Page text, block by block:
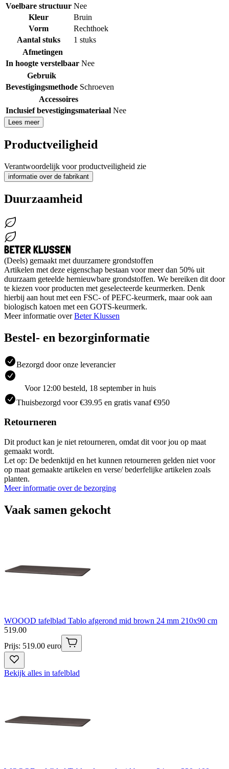
Voelbare structuur Nee
Kleur
Bruin
Vorm
Rechthoek
Aantal stuks
1 stuks
Afmetingen
In hoogte verstelbaar Nee
Gebruik
Bevestigingsmethode Schroeven
Accessoires
Inclusief bevestigingsmateriaal Nee
Lees meer
Productveiligheid
Verantwoordelijk voor productveiligheid zie
informatie over de fabrikant
Duurzaamheid
(Deels) gemaakt met duurzamere grondstoffen
Artikelen met deze eigenschap bestaan voor meer dan 50% uit
duurzaam geteelde hernieuwbare grondstoffen. We bereiken dit door
te kiezen voor producten met geselecteerde keurmerken. Denk
hierbij aan hout met een FSC- of PEFC-keurmerk, maar ook aan
biologisch katoen met een GOTS-keurmerk.
Meer informatie overBeter Klussen
Bestel- en bezorginformatie
Bezorgd door onze leverancier
Voor 12:00 besteld, 18 september in huis
Thuisbezorgd voor €39.95 en gratis vanaf €950
Retourneren
Dit product kan je niet retourneren, omdat dit voor jou op maat
gemaakt wordt.
Let op: De bedenktijd en het kunnen retourneren gelden niet voor
op maat gemaakte artikelen en verse/ bederfelijke artikelen zoals
planten.
Meer informatie over de bezorging
Vaak samen gekocht
WOOOD tafelblad Tablo afgerond mid brown 24 mm 210x90 cm
519.00
Prijs: 519.00 euro
Bekijk alles in tafelblad